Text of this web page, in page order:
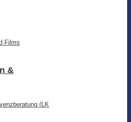
Films
&
(LK